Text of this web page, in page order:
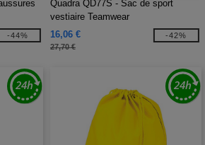
-44%
Quadra QD77S - Sac de sport
vestiaire Teamwear
16,06 €
27,70 €
-42%